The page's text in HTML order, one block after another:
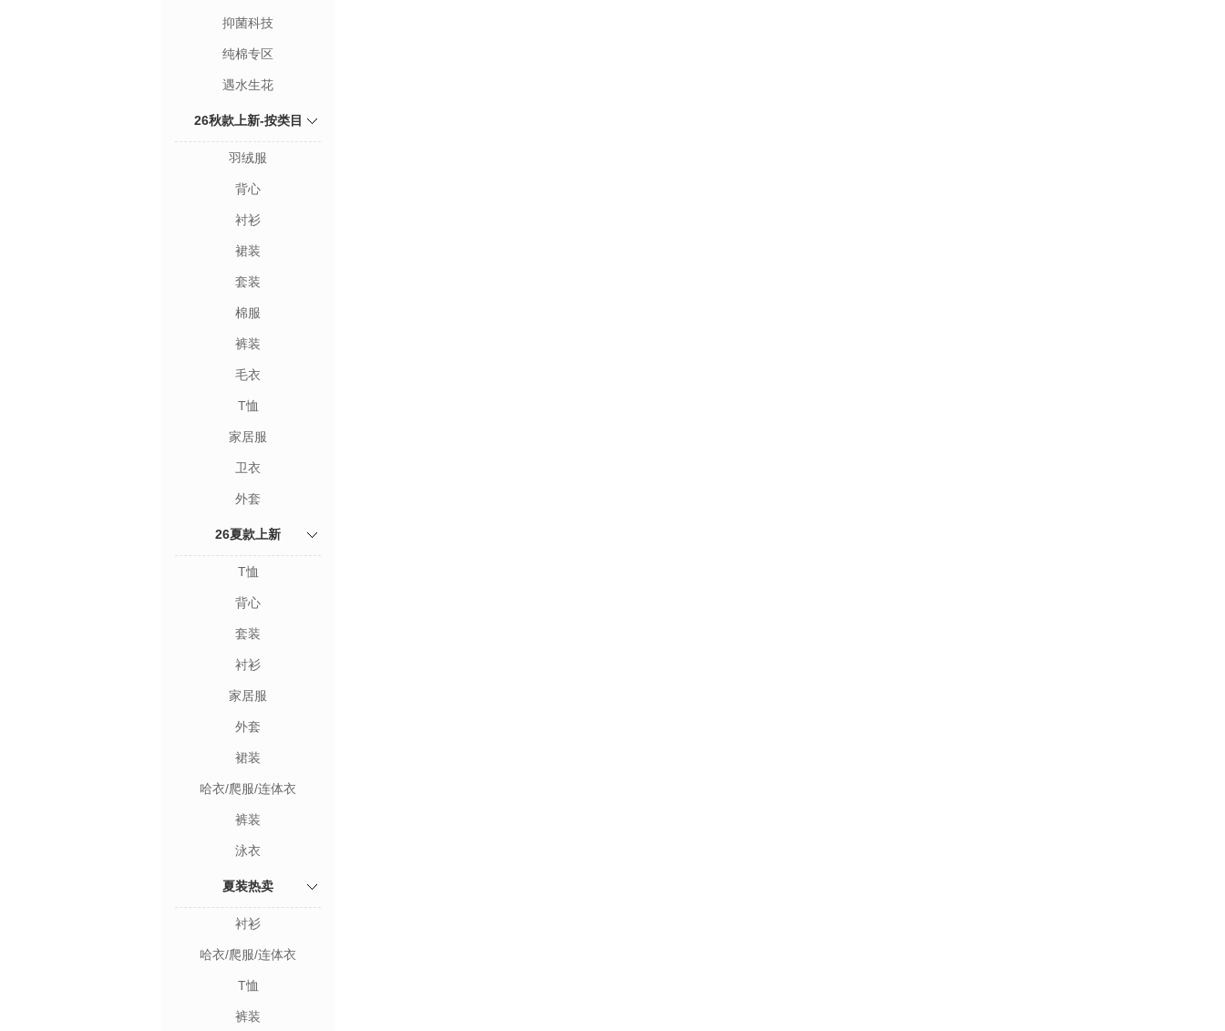
抑菌科技
纯棉专区
遇水生花
26秋款上新-按类目
羽绒服
背心
衬衫
裙装
套装
棉服
裤装
毛衣
T恤
家居服
卫衣
外套
26夏款上新
T恤
背心
套装
衬衫
家居服
外套
裙装
哈衣/爬服/连体衣
裤装
泳衣
夏装热卖
衬衫
哈衣/爬服/连体衣
T恤
裤装